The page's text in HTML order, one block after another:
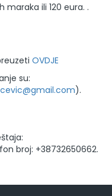
maraka ili 120 eura. .
OVDJE
su:
).
broj: +38732650662.